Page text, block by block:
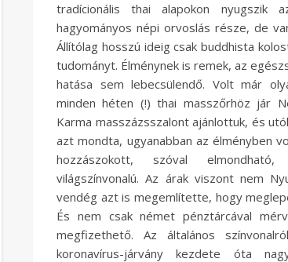
tradícionális thai alapokon
hagyományos népi orvoslás része, de
Állítólag hosszú ideig csak buddhista
tudományt. Élménynek is remek, az
hatása sem lebecsülendő. Volt már
minden héten (!) thai masszőrhöz jár
Karma masszázsszalont ajánlottuk, és
azt mondta, ugyanabban az élményben
hozzászokott, szóval
világszínvonalú. Az árak viszont nem
vendég azt is megemlítette, hogy
És nem csak német pénztárcával
megfizethető. Az általános
koronavírus-járvány kezdete óta